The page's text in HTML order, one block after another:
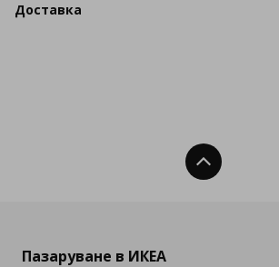
Доставка
Нагоре
Пазаруване в ИКЕА